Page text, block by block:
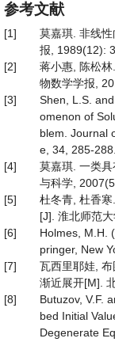
参考文献
[1]
莫嘉琪. 非线
报, 1989(12):
[2]
蒋小惠, 陈松
物数学学报,
[3]
Shen, L.S.
omenon of
blem. Journal
e, 34, 285-288.
[4]
莫嘉琪. 一类
与科学,
[5]
杜冬青, 杜香
[J]. 淮北师范
[6]
Holmes, M.H.
pringer, New
[7]
瓦西里耶娃,
渐近展开[M].
[8]
Butuzov, V.F.
bed Initial
Degenerate